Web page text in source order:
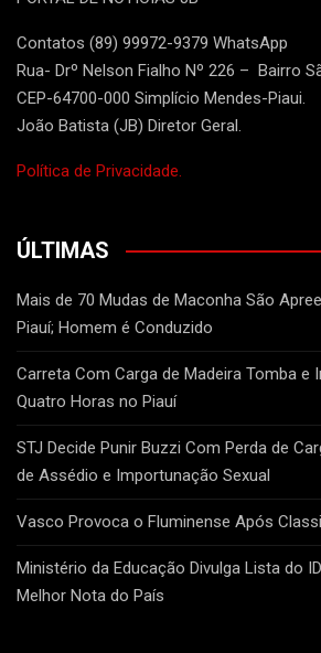
Contatos (89) 99972-9379 WhatsApp
Rua- Drº Nelson Fialho Nº 226 – Bairro
CEP-64700-000 Simplício Mendes-Piaui.
João Batista (JB) Diretor Geral.
Política de Privacidade.
ÚLTIMAS
Mais de 70 Mudas de Maconha São
Piauí; Homem é Conduzido
Carreta Com Carga de Madeira Tomba e
Quatro Horas no Piauí
STJ Decide Punir Buzzi Com Perda de
de Assédio e Importunação Sexual
Vasco Provoca o Fluminense Após
Ministério da Educação Divulga Lista do
Melhor Nota do País